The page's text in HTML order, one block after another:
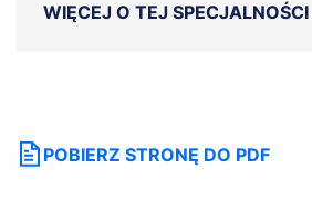
WIĘCEJ O TEJ SPECJALNOŚCI
POBIERZ STRONĘ DO PDF